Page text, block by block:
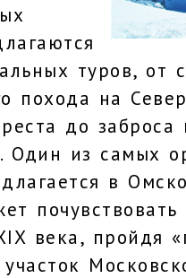
туров, от
похода на
до
Один из самых
в
почувствовать
века, пройдя